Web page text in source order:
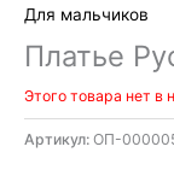
Для мальчиков
Платье
Этого товара нет в
Артикул: ОП-